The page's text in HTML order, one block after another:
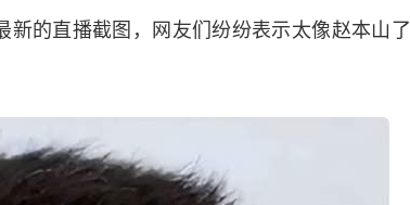
的直播截图，网友们纷纷表示太像赵本山了